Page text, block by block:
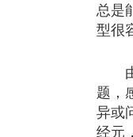
总是
型很
由
题，
异或
经元